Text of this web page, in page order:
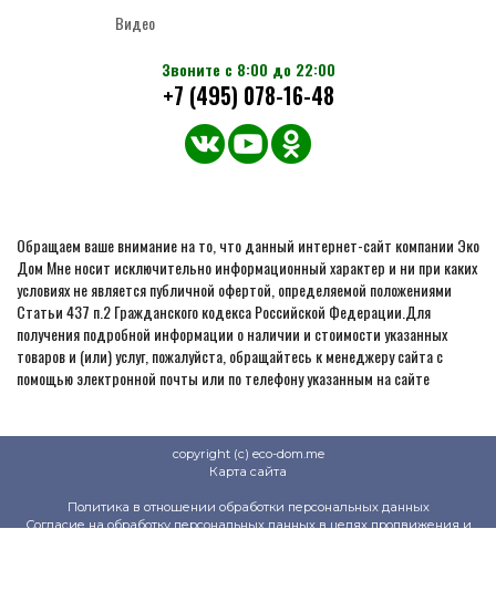
Видео
Звоните с 8:00 до 22:00
+7 (495) 078-16-48
Обращаем ваше внимание на то, что данный интернет-сайт компании Эко
Дом Мне носит исключительно информационный характер и ни при каких
условиях не является публичной офертой, определяемой положениями
Статьи 437 п.2 Гражданского кодекса Российской Федерации.Для
получения подробной информации о наличии и стоимости указанных
товаров и (или) услуг, пожалуйста, обращайтесь к менеджеру сайта с
помощью электронной почты или по телефону указанным на сайте
copyright (c) eco-dom.me
Карта сайта
Политика в отношении обработки персональных данных
Согласие на обработку персональных данных в целях продвижения и